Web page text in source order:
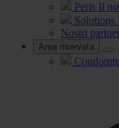
Peris Il
Solutions
Nostri
Area riservata